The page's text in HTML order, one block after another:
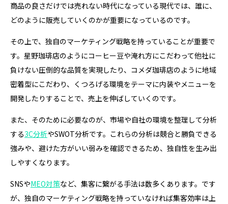
商品の良さだけでは売れない時代になっている現代では、誰に、
どのように販売していくのかが重要になっているのです。
その上で、独自のマーケティング戦略を持っていることが重要で
す。星野珈琲店のようにコーヒー豆や淹れ方にこだわって他社に
負けない圧倒的な品質を実現したり、コメダ珈琲店のように地域
密着型にこだわり、くつろげる環境をテーマに内装やメニューを
開発したりすることで、売上を伸ばしていくのです。
また、そのために必要なのが、市場や自社の環境を整理して分析
する3C分析やSWOT分析です。これらの分析は競合と勝負できる
強みや、避けた方がいい弱みを確認できるため、独自性を生み出
しやすくなります。
SNSやMEO対策など、集客に繋がる手法は数多くあります。です
が、独自のマーケティング戦略を持っていなければ集客効率は上